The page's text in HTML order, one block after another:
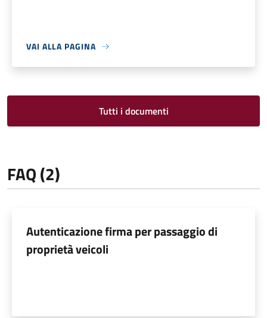
VAI ALLA PAGINA
Tutti i documenti
FAQ (2)
Autenticazione firma per passaggio di
proprietà veicoli